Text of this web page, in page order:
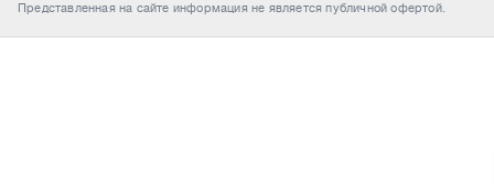
Представленная на сайте информация не является публичной офертой.